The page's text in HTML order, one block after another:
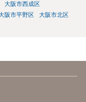
大阪市西成区
阪市平野区
大阪市北区